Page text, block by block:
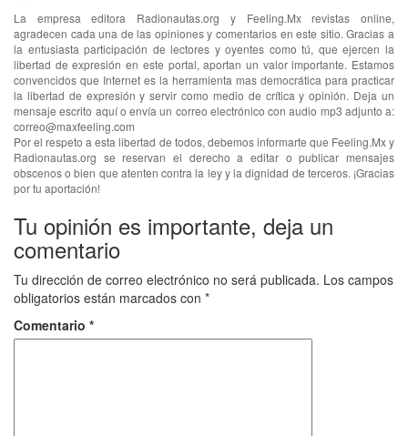
La empresa editora Radionautas.org y Feeling.Mx revistas online,
agradecen cada una de las opiniones y comentarios en este sitio. Gracias a
la entusiasta participación de lectores y oyentes como tú, que ejercen la
libertad de expresión en este portal, aportan un valor importante. Estamos
convencidos que Internet es la herramienta mas democrática para practicar
la libertad de expresión y servir como medio de crítica y opinión. Deja un
mensaje escrito aquí o envía un correo electrónico con audio mp3 adjunto a:
correo@maxfeeling.com
Por el respeto a esta libertad de todos, debemos informarte que Feeling.Mx y
Radionautas.org se reservan el derecho a editar o publicar mensajes
obscenos o bien que atenten contra la ley y la dignidad de terceros. ¡Gracias
por tu aportación!
Tu opinión es importante, deja un
comentario
Tu dirección de correo electrónico no será publicada. Los campos
obligatorios están marcados con *
Comentario *